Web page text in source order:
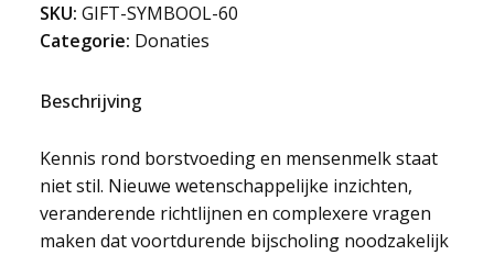
aantal
SKU: GIFT-SYMBOOL-60
Categorie: Donaties
Beschrijving
Kennis rond borstvoeding en mensenmelk staat
niet stil. Nieuwe wetenschappelijke inzichten,
veranderende richtlijnen en complexere vragen
maken dat voortdurende bijscholing noodzakelijk